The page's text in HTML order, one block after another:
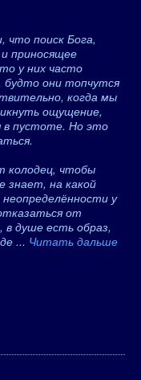
что поиск Бога,
приносящее
у них часто
будто они топчутся
когда мы
ощущение,
в пустоте. Но это
колодец, чтобы
знает, на какой
у
от
в душе есть образ,
... Читать дальше